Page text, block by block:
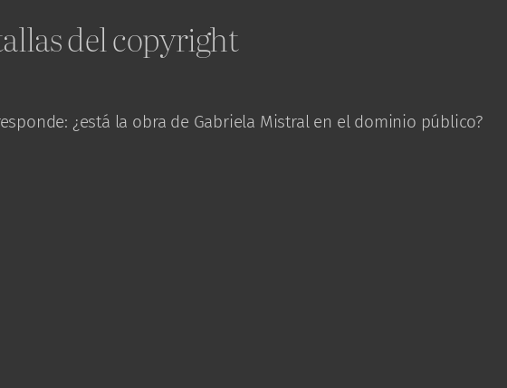
del copyright
¿está la obra de Gabriela Mistral en el dominio público?